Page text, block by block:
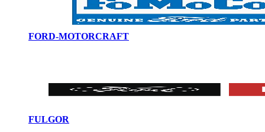
FORD-MOTORCRAFT
FULGOR